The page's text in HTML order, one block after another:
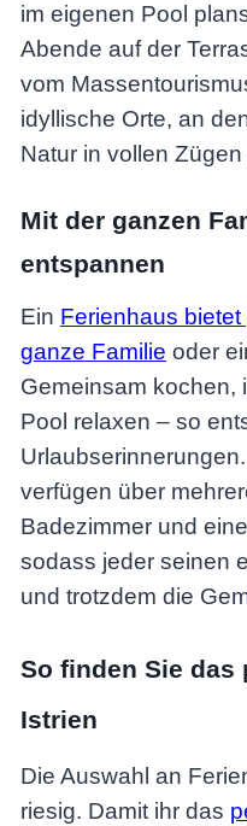
im eigenen Pool
Abende auf der
vom
idyllische Orte, an
Natur in vollen
Mit der ganzen
entspannen
Ein Ferienhaus
ganze Familie oder
Gemeinsam kochen,
Pool relaxen – so
verfügen über
Badezimmer und
sodass jeder seinen
und trotzdem die
So finden Sie das
Istrien
Die Auswahl an
riesig. Damit ihr das